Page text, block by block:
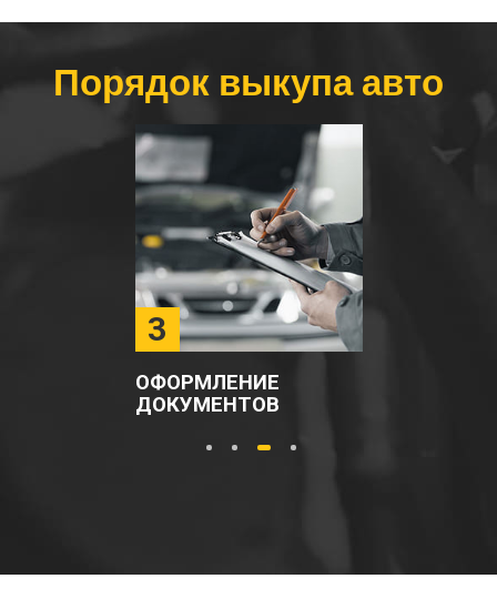
Порядок выкупа авто
3
ОФОРМЛЕНИЕ
ДОКУМЕНТОВ
1 2 3 4